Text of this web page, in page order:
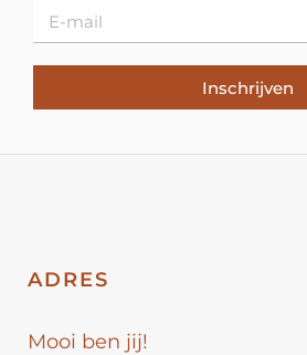
Inschrijven
ADRES
Mooi ben jij!